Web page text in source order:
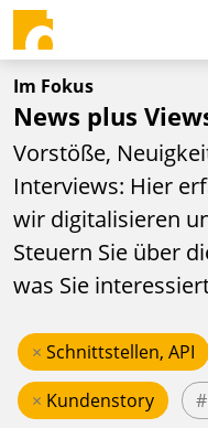
Im Fokus
News plus
Vorstöße,
Interviews: Hier
wir digitalisieren
Steuern Sie über
was Sie
× Schnittstellen, API
× Kundenstory #